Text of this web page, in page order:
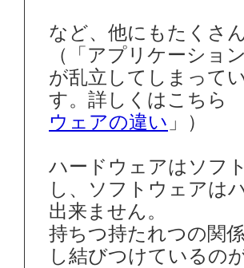
など、他にもたくさ
（「アプリケーショ
が乱立してしまって
す。詳しくはこち
ウェアの違い 」）
ハードウェアはソフ
し、ソフトウェアは
出来ません。
持ちつ持たれつの関
し結びつけているの